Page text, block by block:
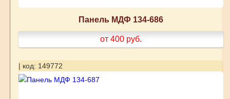
Панель МДФ 134-686
от 400 руб.
| код: 149772